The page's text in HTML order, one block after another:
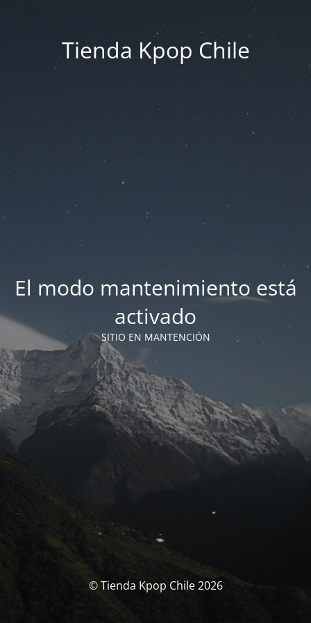
Tienda Kpop Chile
El modo mantenimiento está
activado
SITIO EN MANTENCIÓN
© Tienda Kpop Chile 2026